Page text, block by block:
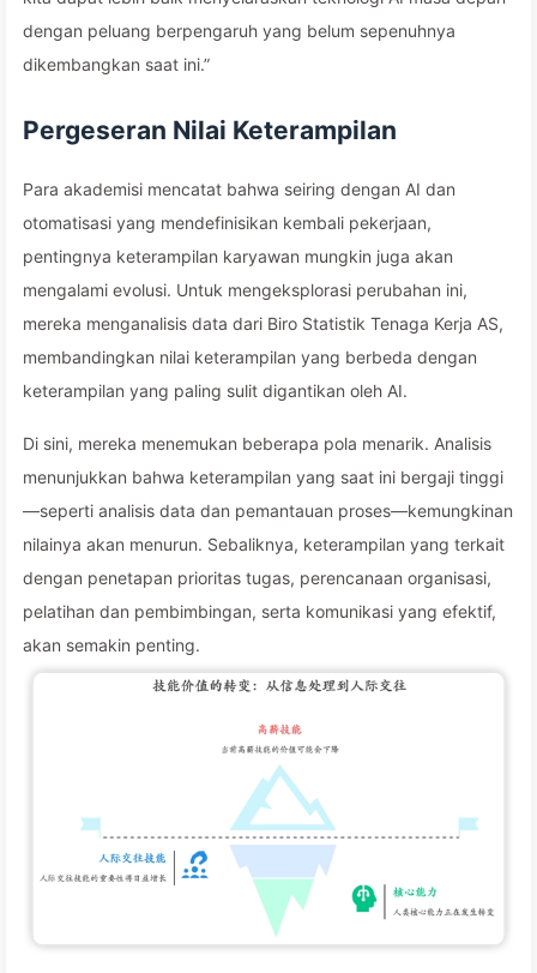
dengan peluang berpengaruh yang belum sepenuhnya
dikembangkan saat ini.”
Pergeseran Nilai Keterampilan
Para akademisi mencatat bahwa seiring dengan AI dan
otomatisasi yang mendefinisikan kembali pekerjaan,
pentingnya keterampilan karyawan mungkin juga akan
mengalami evolusi. Untuk mengeksplorasi perubahan ini,
mereka menganalisis data dari Biro Statistik Tenaga Kerja AS,
membandingkan nilai keterampilan yang berbeda dengan
keterampilan yang paling sulit digantikan oleh AI.
Di sini, mereka menemukan beberapa pola menarik. Analisis
menunjukkan bahwa keterampilan yang saat ini bergaji tinggi
—seperti analisis data dan pemantauan proses—kemungkinan
nilainya akan menurun. Sebaliknya, keterampilan yang terkait
dengan penetapan prioritas tugas, perencanaan organisasi,
pelatihan dan pembimbingan, serta komunikasi yang efektif,
akan semakin penting.